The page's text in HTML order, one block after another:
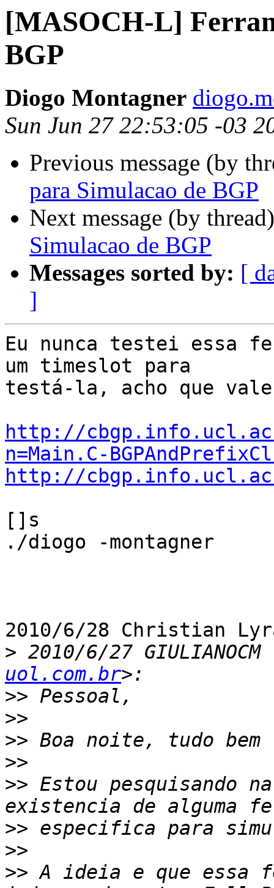
[MASOCH-L]
BGP
Diogo Montagner
Sun Jun 27 22:53:05 -03
Previous message (by
para Simulacao de BGP
Next message (by
Simulacao de BGP
Messages sorted by: [
]
Eu nunca testei essa
um timeslot para
testá-la, acho que
http://
n=Main.C-
http://
[]s
./diogo -montagner
2010/6/28 Christian
> 2010/6/27
uol.com.br
>>
>>
>>
>>
>> Estou pesquisando
>>
>>
>> A ideia e que essa